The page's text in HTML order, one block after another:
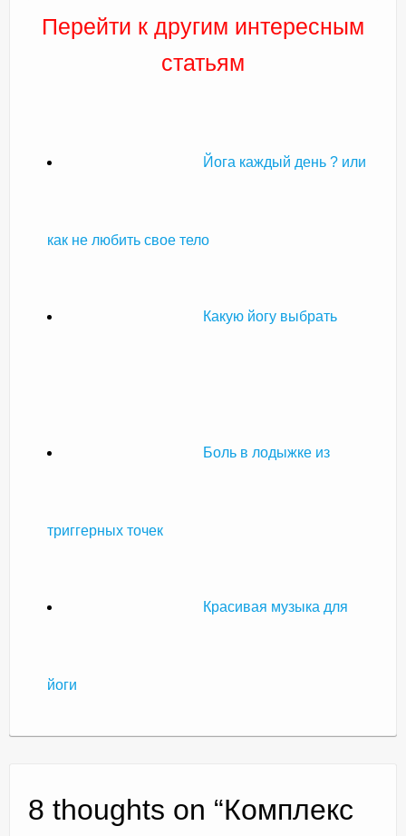
Перейти к другим интересным
статьям
Йога каждый день ? или
как не любить свое тело
Какую йогу выбрать
Боль в лодыжке из
триггерных точек
Красивая музыка для
йоги
8 thoughts on “Комплекс